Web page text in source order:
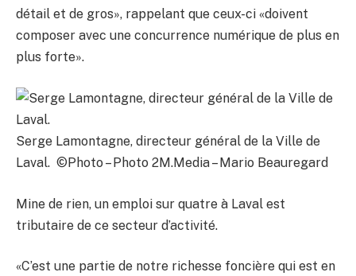
détail et de gros», rappelant que ceux-ci «doivent
composer avec une concurrence numérique de plus en
plus forte».
Serge Lamontagne, directeur général de la Ville de
Laval. ©Photo – Photo 2M.Media – Mario Beauregard
Mine de rien, un emploi sur quatre à Laval est
tributaire de ce secteur d’activité.
«C’est une partie de notre richesse foncière qui est en